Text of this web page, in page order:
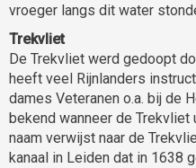
vroeger langs dit water
Trekvliet
De Trekvliet werd gedoopt
heeft veel Rijnlanders
dames Veteranen o.a. bij de
bekend wanneer de Trekvliet
naam verwijst naar de
kanaal in Leiden dat in 1638